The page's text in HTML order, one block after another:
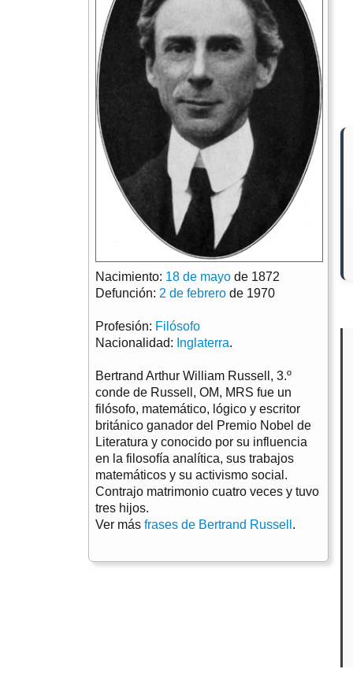
Nacimiento: 18 de mayo de 1872
Defunción: 2 de febrero de 1970
Profesión: Filósofo
Nacionalidad: Inglaterra.
Bertrand Arthur William Russell, 3.º
conde de Russell, OM, MRS fue un
filósofo, matemático, lógico y escritor
británico ganador del Premio Nobel de
Literatura y conocido por su influencia
en la filosofía analítica, sus trabajos
matemáticos y su activismo social.
Contrajo matrimonio cuatro veces y tuvo
tres hijos.
Ver más frases de Bertrand Russell .